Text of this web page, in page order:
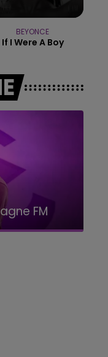
BEYONCE
If I Were A Boy
FM